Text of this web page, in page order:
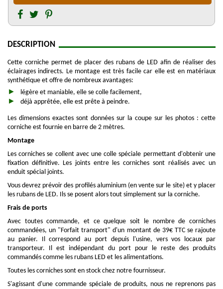
DESCRIPTION
Cette corniche permet de placer des rubans de LED afin de réaliser des
éclairages indirects. Le montage est très facile car elle est en matériaux
synthétique et offre de nombreux avantages:
légère et maniable, elle se colle facilement,
déjà apprêtée, elle est prête à peindre.
Les dimensions exactes sont données sur la coupe sur les photos : cette
corniche est fournie en barre de 2 mètres.
Montage
Les corniches se collent avec une colle spéciale permettant d'obtenir une
fixation définitive. Les joints entre les corniches sont réalisés avec un
enduit spécial joints.
Vous devrez prévoir des profilés aluminium (en vente sur le site) et y placer
les rubans de LED. Ils se posent alors tout simplement sur la corniche.
Frais de ports
Avec toutes commande, et ce quelque soit le nombre de corniches
commandées, un "Forfait transport" d'un montant de 39€ TTC se rajoute
au panier. Il correspond au port depuis l'usine, vers vos locaux par
transporteur. Il est indépendant du port pour le reste des produits
commandés comme les rubans LED et les alimentations.
Toutes les corniches sont en stock chez notre fournisseur.
S'agissant d'une commande spéciale de produits, nous ne reprenons pas